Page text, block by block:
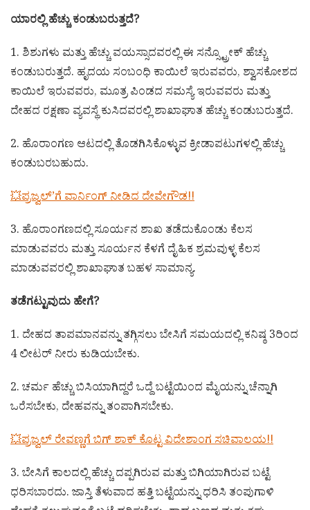
ಯಾರಲ್ಲಿ ಹೆಚ್ಚು ಕಂಡುಬರುತ್ತದೆ?
1. ಶಿಶುಗಳು ಮತ್ತು ಹೆಚ್ಚು ವಯಸ್ಸಾದವರಲ್ಲಿ ಈ ಸನ್ಸ್ಟ್ರೋಕ್ ಹೆಚ್ಚು
ಕಂಡುಬರುತ್ತದೆ. ಹೃದಯ ಸಂಬಂಧಿ ಕಾಯಿಲೆ ಇರುವವರು, ಶ್ವಾಸಕೋಶದ
ಕಾಯಿಲೆ ಇರುವವರು, ಮೂತ್ರ ಪಿಂಡದ ಸಮಸ್ಯೆ ಇರುವವರು ಮತ್ತು
ದೇಹದ ರಕ್ಷಣಾ ವ್ಯವಸ್ಥೆ ಕುಸಿದವರಲ್ಲಿ ಶಾಖಾಘಾತ ಹೆಚ್ಚು ಕಂಡುಬರುತ್ತದೆ.
2. ಹೊರಾಂಗಣ ಆಟದಲ್ಲಿ ತೊಡಗಿಸಿಕೊಳ್ಳುವ ಕ್ರೀಡಾಪಟುಗಳಲ್ಲಿ ಹೆಚ್ಚು
ಕಂಡುಬರಬಹುದು.
💥ಪ್ರಜ್ವಲ್’ಗೆ ವಾರ್ನಿಂಗ್ ನೀಡಿದ ದೇವೇಗೌಡ!!
3. ಹೊರಾಂಗಣದಲ್ಲಿ ಸೂರ್ಯನ ಶಾಖ ತಡೆದುಕೊಂಡು ಕೆಲಸ
ಮಾಡುವವರು ಮತ್ತು ಸೂರ್ಯನ ಕೆಳಗೆ ದೈಹಿಕ ಶ್ರಮವುಳ್ಳ ಕೆಲಸ
ಮಾಡುವವರಲ್ಲಿ ಶಾಖಾಘಾತ ಬಹಳ ಸಾಮಾನ್ಯ.
ತಡೆಗಟ್ಟುವುದು ಹೇಗೆ?
1. ದೇಹದ ತಾಪಮಾನವನ್ನು ತಗ್ಗಿಸಲು ಬೇಸಿಗೆ ಸಮಯದಲ್ಲಿ ಕನಿಷ್ಠ 3ರಿಂದ
4 ಲೀಟರ್ ನೀರು ಕುಡಿಯಬೇಕು.
2. ಚರ್ಮ ಹೆಚ್ಚು ಬಿಸಿಯಾಗಿದ್ದರೆ ಒದ್ದೆ ಬಟ್ಟೆಯಿಂದ ಮೈಯನ್ನು ಚೆನ್ನಾಗಿ
ಒರೆಸಬೇಕು, ದೇಹವನ್ನು ತಂಪಾಗಿಸಬೇಕು.
💥ಪ್ರಜ್ವಲ್ ರೇವಣ್ಣಗೆ ಬಿಗ್ ಶಾಕ್ ಕೊಟ್ಟ ವಿದೇಶಾಂಗ ಸಚಿವಾಲಯ!!
3. ಬೇಸಿಗೆ ಕಾಲದಲ್ಲಿ ಹೆಚ್ಚು ದಪ್ಪಗಿರುವ ಮತ್ತು ಬಿಗಿಯಾಗಿರುವ ಬಟ್ಟೆ
ಧರಿಸಬಾರದು. ಜಾಸ್ತಿ ತೆಳುವಾದ ಹತ್ತಿ ಬಟ್ಟೆಯನ್ನು ಧರಿಸಿ ತಂಪುಗಾಳಿ